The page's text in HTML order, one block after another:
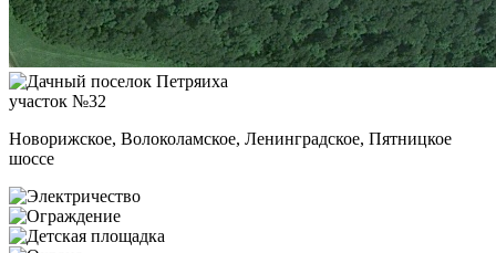
участок №32
Новорижское, Волоколамское, Ленинградское, Пятницкое
шоссе